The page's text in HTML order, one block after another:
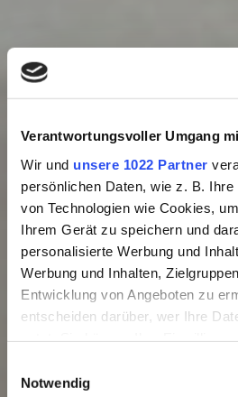
Verantwortungsvoller Umgang
Wir und unsere 1022 Partner
persönlichen Daten, wie z. B.
von Technologien wie Cookies,
Ihrem Gerät zu speichern und
personalisierte Werbung und
Werbung und Inhalten,
Entwicklung von Angeboten zu
entscheiden darüber, wer Ihre
Trigger Symbol ändern oder
Notwendig
Afrika Asien
Inspiration
Kanada
Städtetrip
Schaffen